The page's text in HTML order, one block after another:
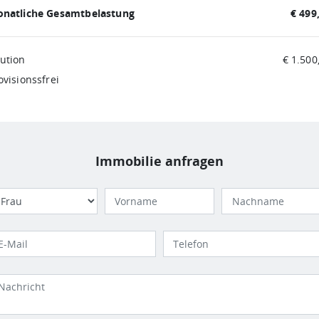
Gesamtbelastung
€
€
Immobilie anfragen